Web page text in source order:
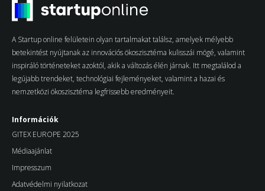
A Startup online felületein olyan tartalmakat találsz, amelyek mélyebb
betekintést nyújtanak az innovációs ökoszisztéma kulisszái mögé, valamint
inspiráló történeteket azoktól, akik a változás élén járnak. Itt megtalálod a
legújabb trendeket, technológiai fejleményeket, valamint a hazai és
nemzetközi ökoszisztéma legfrissebb eredményeit.
Információk
GITEX EUROPE 2025
Médiaajánlat
Impresszum
Adatvédelmi nyilatkozat